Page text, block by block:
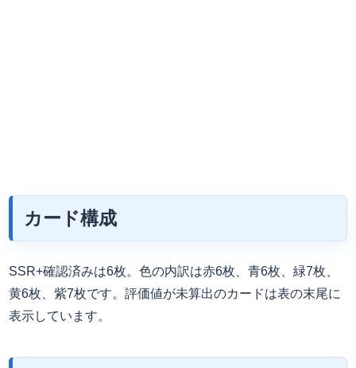
カード構成
SSR+確認済みは6枚。色の内訳は赤6枚、青6枚、緑7枚、
黄6枚、紫7枚です。評価値が未算出のカードは表の末尾に
表示しています。